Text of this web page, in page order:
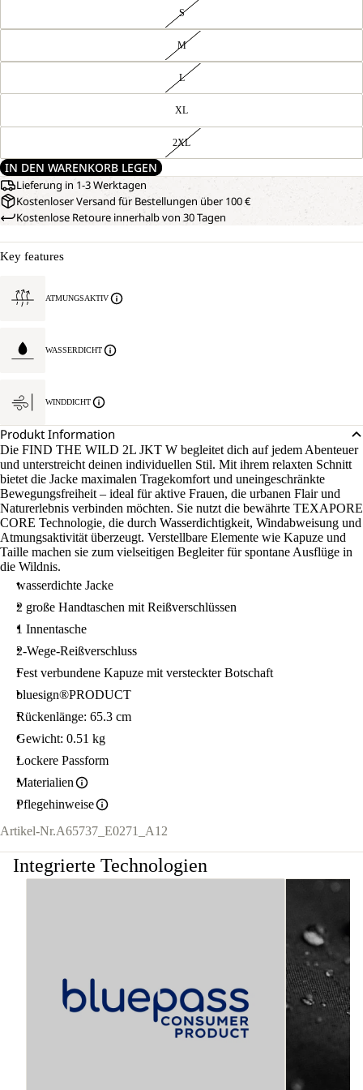
S
M
L
XL
2XL
IN DEN WARENKORB LEGEN
Lieferung in 1-3 Werktagen
Kostenloser Versand für Bestellungen über 100 €
Kostenlose Retoure innerhalb von 30 Tagen
Key features
ATMUNGSAKTIV
WASSERDICHT
WINDDICHT
Produkt Information
Die FIND THE WILD 2L JKT W begleitet dich auf jedem Abenteuer
und unterstreicht deinen individuellen Stil. Mit ihrem relaxten Schnitt
bietet die Jacke maximalen Tragekomfort und uneingeschränkte
Bewegungsfreiheit – ideal für aktive Frauen, die urbanen Flair und
Naturerlebnis verbinden möchten. Sie nutzt die bewährte TEXAPORE
CORE Technologie, die durch Wasserdichtigkeit, Windabweisung und
Atmungsaktivität überzeugt. Verstellbare Elemente wie Kapuze und
Taille machen sie zum vielseitigen Begleiter für spontane Ausflüge in
die Wildnis.
wasserdichte Jacke
2 große Handtaschen mit Reißverschlüssen
1 Innentasche
2-Wege-Reißverschluss
Fest verbundene Kapuze mit versteckter Botschaft
bluesign®PRODUCT
Rückenlänge: 65.3 cm
Gewicht: 0.51 kg
Lockere Passform
Materialien
Pflegehinweise
Artikel-Nr.A65737_E0271_A12
Integrierte Technologien